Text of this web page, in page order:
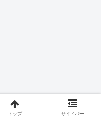
トップ サイドバー